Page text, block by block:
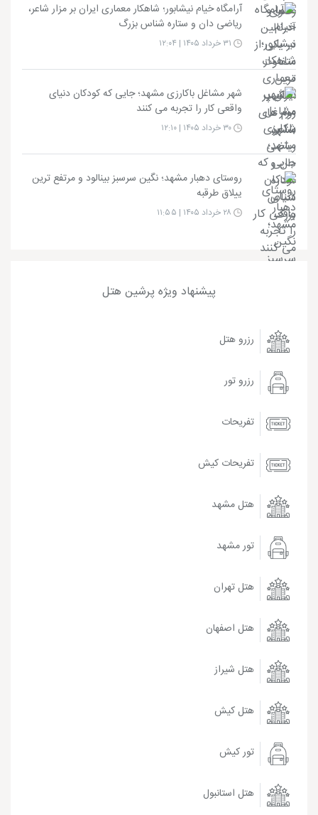
آرامگاه خیام نیشابور؛ شاهکار معماری ایران بر مزار شاعر،
ریاضی دان و ستاره شناس بزرگ
شهر مشاغل باکارزی مشهد؛ جایی که کودکان دنیای
واقعی کار را تجربه می کنند
روستای دهبار مشهد؛ نگین سرسبز بینالود و مرتفع ترین
ییلاق طرقبه
پیشنهاد ویژه پرشین هتل
رزرو هتل
رزرو تور
تفریحات
تفریحات کیش
هتل مشهد
تور مشهد
هتل تهران
هتل اصفهان
هتل شیراز
هتل کیش
تور کیش
هتل استانبول